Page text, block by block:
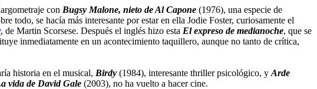
con Bugsy Malone, nieto de Al Capone (1976), una especie de
todo, se hacía más interesante por estar en ella Jodie Foster, curiosamente el
, de Martin Scorsese. Después el inglés hizo esta El expreso de medianoche, que se
inmediatamente en un acontecimiento taquillero, aunque no tanto de crítica,
historia en el musical, Birdy (1984), interesante thriller psicológico, y Arde
vida de David Gale (2003), no ha vuelto a hacer cine.